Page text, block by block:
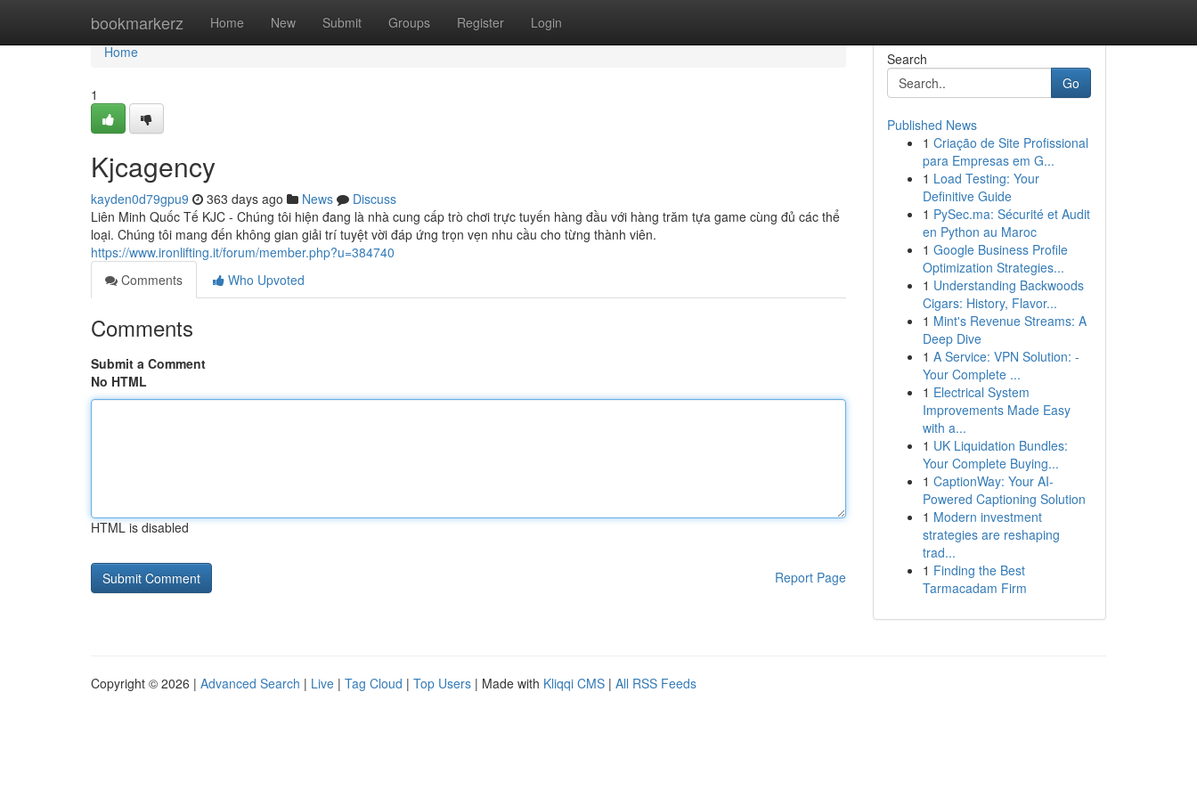
bookmarkerz Home New Submit Groups Register Login
Home
Home
1
Kjcagency
kayden0d79gpu9 363 days ago News
Discuss
Liên Minh Quốc Tế KJC - Chúng tôi hiện đang là nhà cung cấp trò chơi trực tuyến hàng đầu với hàng trăm tựa game cùng đủ các thể
loại. Chúng tôi mang đến không gian giải trí tuyệt vời đáp ứng trọn vẹn nhu cầu cho từng thành viên.
https://www.ironlifting.it/forum/member.php?u=384740
Comments
Who Upvoted
Comments
Submit a Comment
No HTML
HTML is disabled
Report Page
Search
Go
Published News
1 Criação de Site Profissional
para Empresas em G...
1 Load Testing: Your
Definitive Guide
1 PySec.ma: Sécurité et Audit
en Python au Maroc
1 Google Business Profile
Optimization Strategies...
1 Understanding Backwoods
Cigars: History, Flavor...
1 Mint's Revenue Streams: A
Deep Dive
1 A Service: VPN Solution: -
Your Complete ...
1 Electrical System
Improvements Made Easy
with a...
1 UK Liquidation Bundles:
Your Complete Buying...
1 CaptionWay: Your AI-
Powered Captioning Solution
1 Modern investment
strategies are reshaping
trad...
1 Finding the Best
Tarmacadam Firm
Copyright © 2026 | Advanced Search | Live | Tag Cloud | Top Users | Made with Kliqqi CMS | All RSS Feeds